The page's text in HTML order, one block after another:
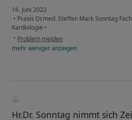
16. Juni 2022
• Praxis Dr.med. Steffen Mark Sonntag
Kardiologie •
• Problem melden
mehrwenigeranzeigen
Hr.Dr. Sonntag nimmt sich